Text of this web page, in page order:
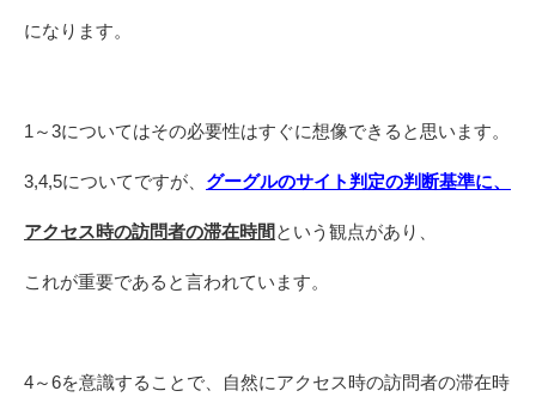
になります。
1～3についてはその必要性はすぐに想像できると思います。
3,4,5についてですが、 グーグルのサイト判定の判断基準に、
アクセス時の訪問者の滞在時間 という観点があり、
これが重要であると言われています。
4～6を意識することで、自然にアクセス時の訪問者の滞在時